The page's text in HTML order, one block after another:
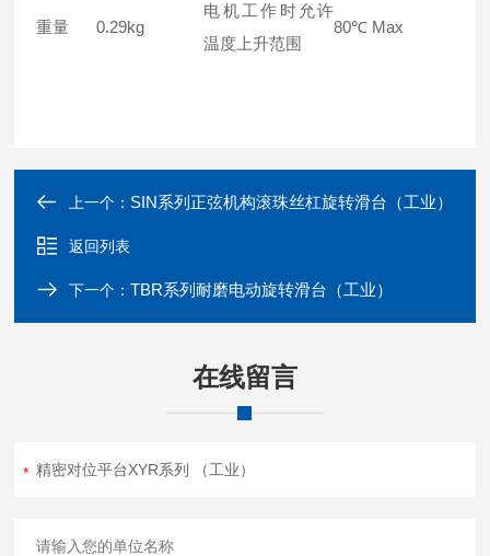
重量 0.29kg
电机工作时允许
温度上升范围
80℃ Max
上一个： SIN系列正弦机构滚珠丝杠旋转滑台（工业）
返回列表
下一个：TBR系列耐磨电动旋转滑台（工业）
在线留言